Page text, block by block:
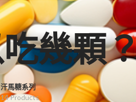
幾顆
汗馬糖系列
14 Products